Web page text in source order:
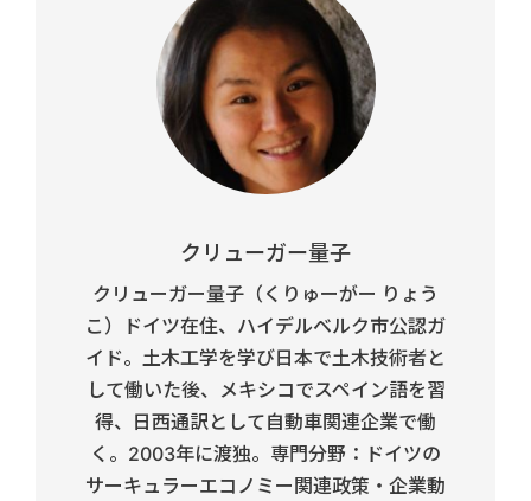
クリューガー量子
クリューガー量子（くりゅーがー りょう
こ）ドイツ在住、ハイデルベルク市公認ガ
イド。土木工学を学び日本で土木技術者と
して働いた後、メキシコでスペイン語を習
得、日西通訳として自動車関連企業で働
く。2003年に渡独。専門分野：ドイツの
サーキュラーエコノミー関連政策・企業動